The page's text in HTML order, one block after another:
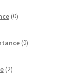
0izdelkov
0izdelkov
2izdelka